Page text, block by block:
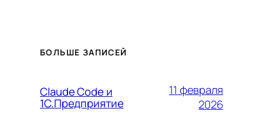
БОЛЬШЕ ЗАПИСЕЙ
Claude Code и
1С.Предприятие
11 февраля
2026